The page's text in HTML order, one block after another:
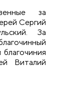
за
Сергий
За
Виталий